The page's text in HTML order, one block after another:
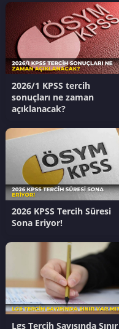
2026/1 KPSS tercih
sonuçları ne zaman
açıklanacak?
2026 KPSS Tercih Süresi
Sona Eriyor!
Lgs Tercih Sayısında Sınır